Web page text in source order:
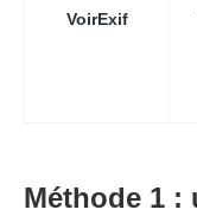
VoirExif
Méthode 1